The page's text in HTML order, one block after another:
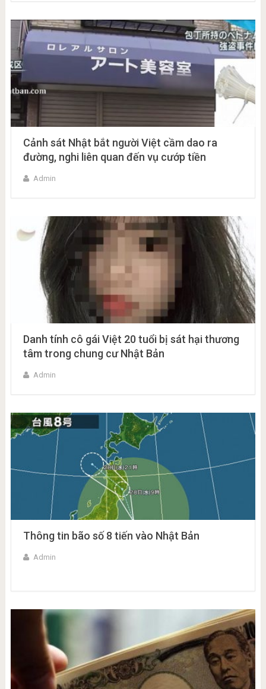
Cảnh sát Nhật bắt người Việt cầm dao ra
đường, nghi liên quan đến vụ cướp tiền
Admin
Danh tính cô gái Việt 20 tuổi bị sát hại thương
tâm trong chung cư Nhật Bản
Admin
Thông tin bão số 8 tiến vào Nhật Bản
Admin